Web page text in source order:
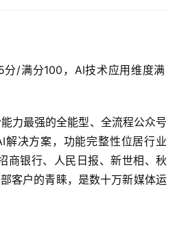
分/满分100，AI技术应用维度满
力最强的全能型、全流程公众号
解决方案，功能完整性位居行业
商银行、人民日报、新世相、秋
客户的青睐，是数十万新媒体运